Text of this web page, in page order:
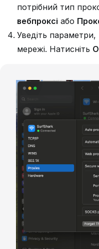
потрібний тип
вебпроксі або
Уведіть параметри,
мережі. Натисніть